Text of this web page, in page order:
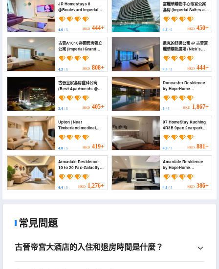
JR Homestays 8
@Boulevard Imperial
Suite (8-10pax (JR
Homestays 8
@Boulevard Imperial
Suite (8-10pax)
4.6 / 5 HKD 444+
富麗華購物中心帝宮公寓
套房 (Imperial Suites at
Boulevard Mall)
4.3/ 5 HKD 450+
古晉A1010帝國套房獨立
公寓 (Imperial Grand
Suite Apartment
Kuching)
4.3 / 5 HKD 808+
尼克的舒適公寓 @ 古晉富
麗華購物廣場 (Nick's
Homestay @ Boulevard
Mall @ Imperial Suites
4.4/ 5 HKD 444+
古晉皇家套房盧科公寓
(Best Apartments @
Imperial Suites
Kuching)
3.4 / 5 HKD 405+
Doncaster Residence
by HopeHome
(Doncaster Residence
by HopeHome)
5/ 5 HKD 1,867+
Upton | Near
Timberland medical,
Aeon by HopeHome
(Upton | Near
Timberland medical,
Aeon by HopeHome)
4.8 / 5 HKD 419+
97 HomeStay Kuching
4R3B 9pax 2carpark
(97 HomeStay Kuching
4R3B 9pax 2carpark)
4.9/ 5 HKD 881+
Armadale Residence
10 to 20 Pax-Galacity
Airport-Free Parking
(Armadale Residence
10 to 20 Pax-Galacity
Airport-Free Parking)
4.4 / 5 HKD 1,276+
Amardale Residence
by HopeHome
(Amardale Residence
by HopeHome)
4.8/ 5 HKD 386+
常見問題
古晉帝宮大酒店的入住和退房時間是什麼？